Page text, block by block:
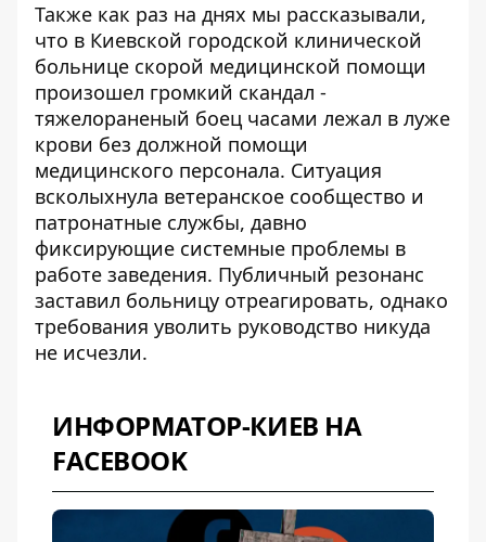
Также как раз на днях мы рассказывали,
что в Киевской городской клинической
больнице скорой медицинской помощи
произошел громкий скандал -
тяжелораненый боец ​​часами лежал в луже
крови без должной помощи
медицинского персонала. Ситуация
всколыхнула ветеранское сообщество и
патронатные службы, давно
фиксирующие системные проблемы в
работе заведения. Публичный резонанс
заставил больницу отреагировать, однако
требования уволить руководство никуда
не исчезли.
ИНФОРМАТОР-КИЕВ НА
FACEBOOK